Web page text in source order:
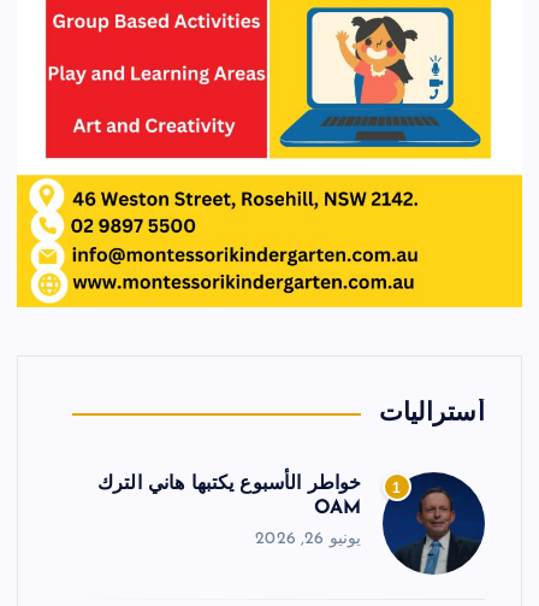
أستراليات
1
خواطر الأسبوع يكتبها هاني الترك
OAM
يونيو 26, 2026